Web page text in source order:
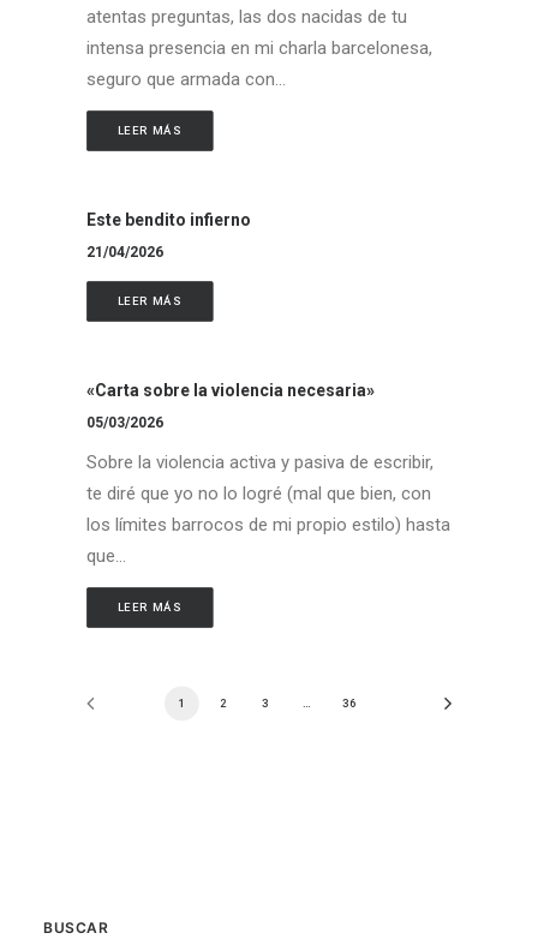
atentas preguntas, las dos nacidas de tu
intensa presencia en mi charla barcelonesa,
seguro que armada con…
LEER MÁS
Este bendito infierno
21/04/2026
LEER MÁS
«Carta sobre la violencia necesaria»
05/03/2026
Sobre la violencia activa y pasiva de escribir,
te diré que yo no lo logré (mal que bien, con
los límites barrocos de mi propio estilo) hasta
que…
LEER MÁS
1 2 3 36
BUSCAR